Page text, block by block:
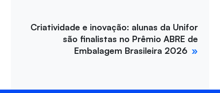
Criatividade e inovação: alunas da Unifor
são finalistas no Prêmio ABRE de
Embalagem Brasileira 2026